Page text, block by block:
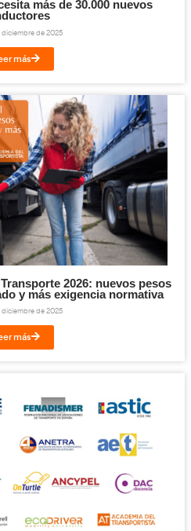
y Logística.
Leer más
la Integridad y el
Leer más